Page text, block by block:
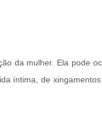
da mulher. Ela pode
íntima, de